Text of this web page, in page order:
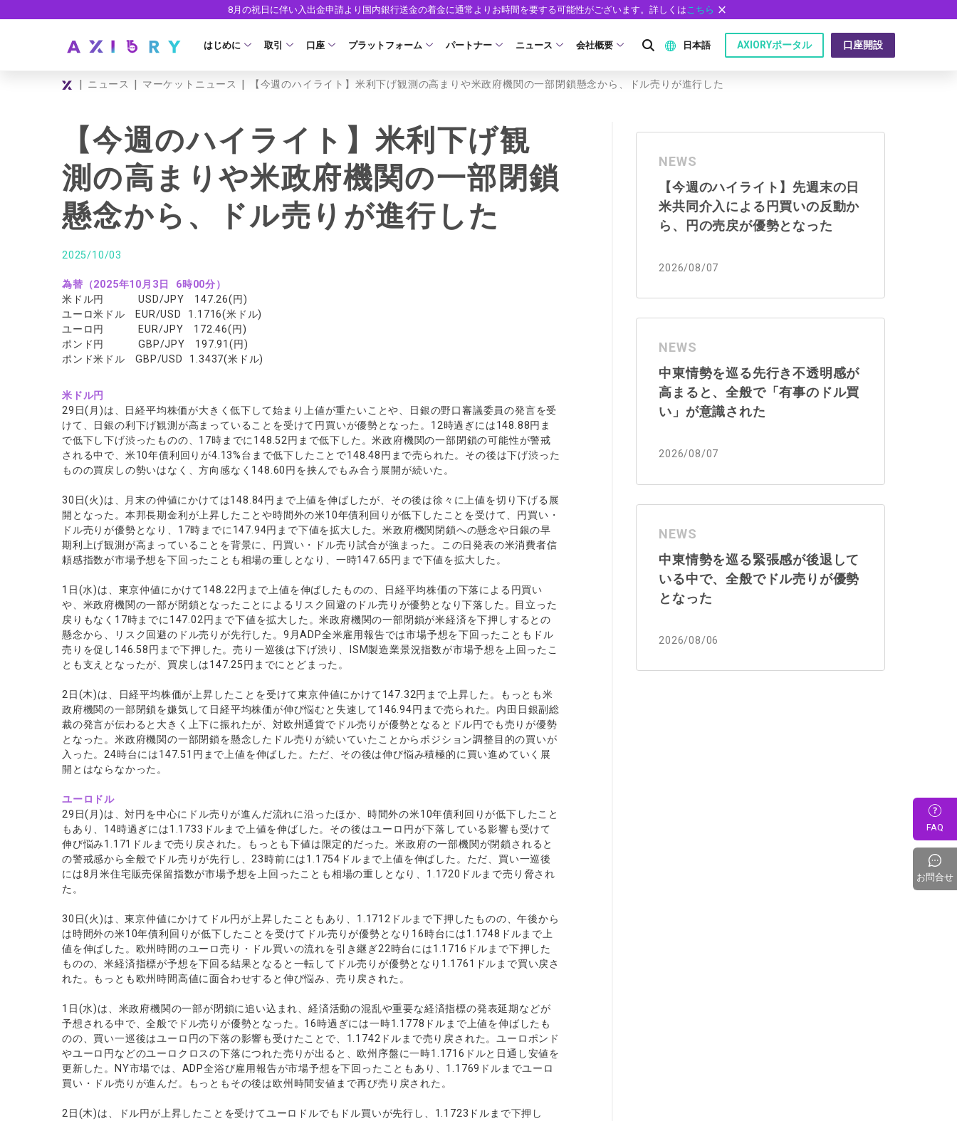
8月の祝日に伴い入出金申請より国内銀行送金の着金に通常よりお時間を要する可能性がございます。詳しくはこちら
はじめに
安全性
取引
FX（通貨ペア）
現物株式
ETF
株式CFD
スプレッド・手数料
ゼロカットとロスカット
スワップとロールオーバー
入出金方法
休眠口座と凍結口座
口座
口座タイプ
法人のお客様
ゼロ口座 NEW
デモ口座
口座開設フォーム
必要書類
開設方法
プラットフォーム
MT5
MT4
cTrader
AXIORYアプリ
MT4/MT5 ヒストリカルデータ
EA(エキスパートアドバイザー)
カスタムインジケーター
パートナー
イントロデュース・パートナープログラム（IP）
特別・VIPプログラム
ニュース
お知らせ
マーケットニュース
コーポレートニュース
会社概要 日本語
日本語
عربى
Русский
Español
Tiếng Việt
AXIORYポータル 口座開設
| ニュース | マーケットニュース | 【今週のハイライト】米利下げ観測の高まりや米政府機関の一部閉鎖懸念から、ドル売りが進行した
【今週のハイライト】米利下げ観
測の高まりや米政府機関の一部閉鎖
懸念から、ドル売りが進行した
2025/10/03
為替（2025年10月3日 6時00分）
米ドル円 USD/JPY 147.26(円)
ユーロ米ドル EUR/USD 1.1716(米ドル)
ユーロ円 EUR/JPY 172.46(円)
ポンド円 GBP/JPY 197.91(円)
ポンド米ドル GBP/USD 1.3437(米ドル)
米ドル円
29日(月)は、日経平均株価が大きく低下して始まり上値が重たいことや、日銀の野口審議委員の発言を受
けて、日銀の利下げ観測が高まっていることを受けて円買いが優勢となった。12時過ぎには148.88円ま
で低下し下げ渋ったものの、17時までに148.52円まで低下した。米政府機関の一部閉鎖の可能性が警戒
される中で、米10年債利回りが4.13%台まで低下したことで148.48円まで売られた。その後は下げ渋った
ものの買戻しの勢いはなく、方向感なく148.60円を挟んでもみ合う展開が続いた。
30日(火)は、月末の仲値にかけては148.84円まで上値を伸ばしたが、その後は徐々に上値を切り下げる展
開となった。本邦長期金利が上昇したことや時間外の米10年債利回りが低下したことを受けて、円買い・
ドル売りが優勢となり、17時までに147.94円まで下値を拡大した。米政府機関閉鎖への懸念や日銀の早
期利上げ観測が高まっていることを背景に、円買い・ドル売り試合が強まった。この日発表の米消費者信
頼感指数が市場予想を下回ったことも相場の重しとなり、一時147.65円まで下値を拡大した。
1日(水)は、東京仲値にかけて148.22円まで上値を伸ばしたものの、日経平均株価の下落による円買い
や、米政府機関の一部が閉鎖となったことによるリスク回避のドル売りが優勢となり下落した。目立った
戻りもなく17時までに147.02円まで下値を拡大した。米政府機関の一部閉鎖が米経済を下押しするとの
懸念から、リスク回避のドル売りが先行した。9月ADP全米雇用報告では市場予想を下回ったこともドル
売りを促し146.58円まで下押した。売り一巡後は下げ渋り、ISM製造業景況指数が市場予想を上回ったこ
とも支えとなったが、買戻しは147.25円までにとどまった。
2日(木)は、日経平均株価が上昇したことを受けて東京仲値にかけて147.32円まで上昇した。もっとも米
政府機関の一部閉鎖を嫌気して日経平均株価が伸び悩むと失速して146.94円まで売られた。内田日銀副総
裁の発言が伝わると大きく上下に振れたが、対欧州通貨でドル売りが優勢となるとドル円でも売りが優勢
となった。米政府機関の一部閉鎖を懸念したドル売りが続いていたことからポジション調整目的の買いが
入った。24時台には147.51円まで上値を伸ばした。ただ、その後は伸び悩み積極的に買い進めていく展
開とはならなかった。
ユーロドル
29日(月)は、対円を中心にドル売りが進んだ流れに沿ったほか、時間外の米10年債利回りが低下したこと
もあり、14時過ぎには1.1733ドルまで上値を伸ばした。その後はユーロ円が下落している影響も受けて
伸び悩み1.171ドルまで売り戻された。もっとも下値は限定的だった。米政府の一部機関が閉鎖されると
の警戒感から全般でドル売りが先行し、23時前には1.1754ドルまで上値を伸ばした。ただ、買い一巡後
には8月米住宅販売保留指数が市場予想を上回ったことも相場の重しとなり、1.1720ドルまで売り脅され
た。
30日(火)は、東京仲値にかけてドル円が上昇したこともあり、1.1712ドルまで下押したものの、午後から
は時間外の米10年債利回りが低下したことを受けてドル売りが優勢となり16時台には1.1748ドルまで上
値を伸ばした。欧州時間のユーロ売り・ドル買いの流れを引き継ぎ22時台には1.1716ドルまで下押した
ものの、米経済指標が予想を下回る結果となると一転してドル売りが優勢となり1.1761ドルまで買い戻さ
れた。もっとも欧州時間高値に面合わせすると伸び悩み、売り戻された。
1日(水)は、米政府機関の一部が閉鎖に追い込まれ、経済活動の混乱や重要な経済指標の発表延期などが
予想される中で、全般でドル売りが優勢となった。16時過ぎには一時1.1778ドルまで上値を伸ばしたも
のの、買い一巡後はユーロ円の下落の影響も受けたことで、1.1742ドルまで売り戻された。ユーロポンド
やユーロ円などのユーロクロスの下落につれた売りが出ると、欧州序盤に一時1.1716ドルと日通し安値を
更新した。NY市場では、ADP全浴び雇用報告が市場予想を下回ったこともあり、1.1769ドルまでユーロ
買い・ドル売りが進んだ。もっともその後は欧州時間安値まで再び売り戻された。
2日(木)は、ドル円が上昇したことを受けてユーロドルでもドル買いが先行し、1.1723ドルまで下押し
NEWS
【今週のハイライト】先週末の日
米共同介入による円買いの反動か
ら、円の売戻が優勢となった
2026/08/07
NEWS
中東情勢を巡る先行き不透明感が
高まると、全般で「有事のドル買
い」が意識された
2026/08/07
NEWS
中東情勢を巡る緊張感が後退して
いる中で、全般でドル売りが優勢
となった
2026/08/06
FAQ
お問合せ